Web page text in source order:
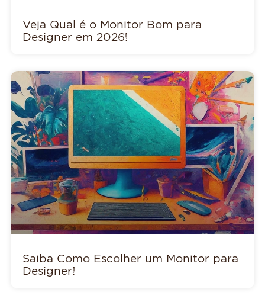
Veja Qual é o Monitor Bom para
Designer em 2026!
Saiba Como Escolher um Monitor para
Designer!